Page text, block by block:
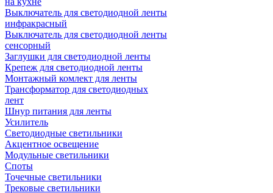
Выключатель для светодиодной ленты
инфракрасный
Выключатель для светодиодной ленты
сенсорный
Заглушки для светодиодной ленты
Крепеж для светодиодной ленты
Монтажный комлект для ленты
Трансформатор для светодиодных
лент
Шнур питания для ленты
Усилитель
Светодиодные светильники
Акцентное освещение
Модульные светильники
Споты
Точечные светильники
Трековые светильники